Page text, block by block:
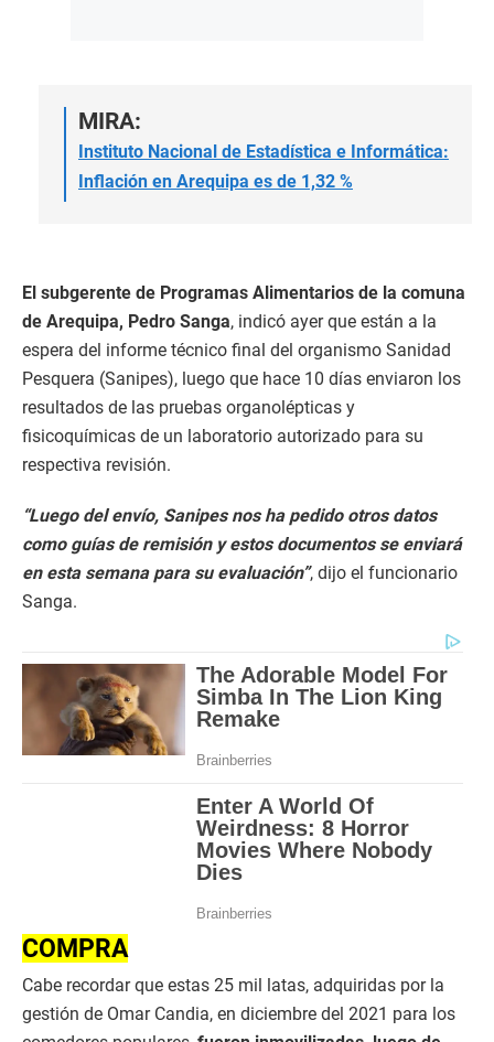
MIRA:
Instituto Nacional de Estadística e Informática:
Inflación en Arequipa es de 1,32 %
El subgerente de Programas Alimentarios de la comuna
de Arequipa, Pedro Sanga, indicó ayer que están a la
espera del informe técnico final del organismo Sanidad
Pesquera (Sanipes), luego que hace 10 días enviaron los
resultados de las pruebas organolépticas y
fisicoquímicas de un laboratorio autorizado para su
respectiva revisión.
“Luego del envío, Sanipes nos ha pedido otros datos
como guías de remisión y estos documentos se enviará
en esta semana para su evaluación”, dijo el funcionario
Sanga.
COMPRA
Cabe recordar que estas 25 mil latas, adquiridas por la
gestión de Omar Candia, en diciembre del 2021 para los